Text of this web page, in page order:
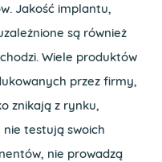
Jakość implantu,
są również
Wiele produktów
przez firmy,
znikają z rynku,
testują swoich
nie prowadzą